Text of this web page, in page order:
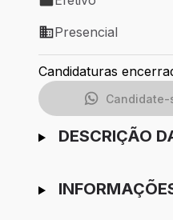
Tipo de vaga: Efetivo
Modelo de trabalho:
Presencial
Candidaturas
Candidate-
DESCRIÇÃO